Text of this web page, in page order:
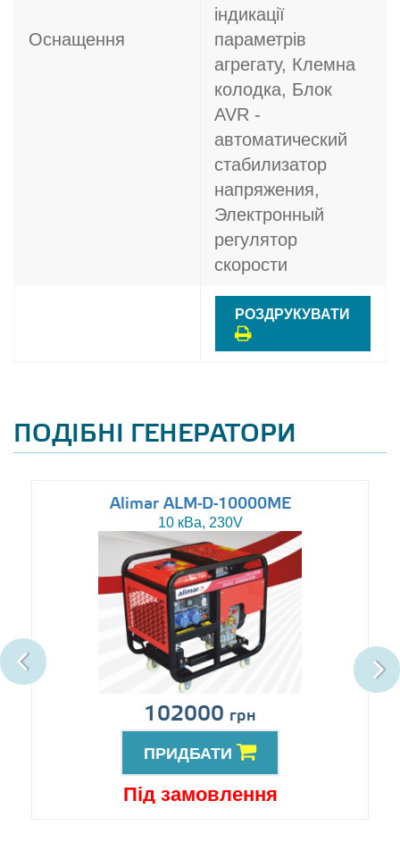
Оснащення
індикації
параметрів
агрегату, Клемна
колодка, Блок
AVR -
автоматический
стабилизатор
напряжения,
Электронный
регулятор
скорости
РОЗДРУКУВАТИ
ПОДІБНІ ГЕНЕРАТОРИ
Alimar ALM-D-10000ME
10 кВа, 230V
102000 грн
ПРИДБАТИ
Під замовлення